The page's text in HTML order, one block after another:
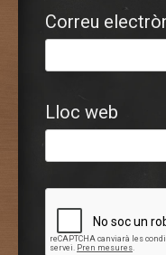
Correu
Lloc web